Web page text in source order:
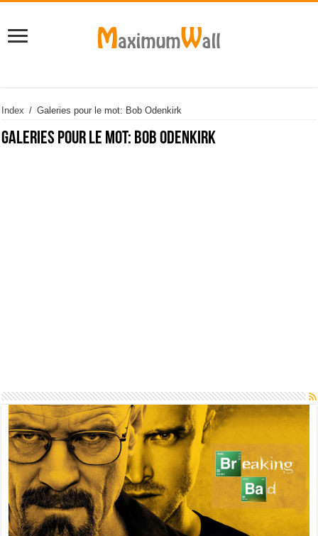
Index / Galeries pour le mot: Bob Odenkirk
Galeries pour le mot: Bob Odenkirk